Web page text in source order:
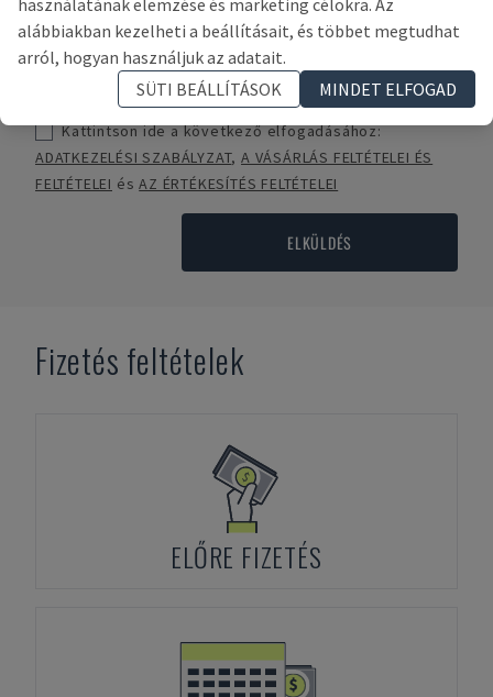
Kattintson ide a következő elfogadásához:
ADATKEZELÉSI SZABÁLYZAT,A VÁSÁRLÁS FELTÉTELEI ÉS
FELTÉTELEI ésAZ ÉRTÉKESÍTÉS FELTÉTELEI
ELKÜLDÉS
Fizetés feltételek
ELŐRE FIZETÉS
használatának elemzése és marketing célokra. Az
alábbiakban kezelheti a beállításait, és többet megtudhat
arról, hogyan használjuk az adatait.
SÜTI BEÁLLÍTÁSOK
MINDET ELFOGAD